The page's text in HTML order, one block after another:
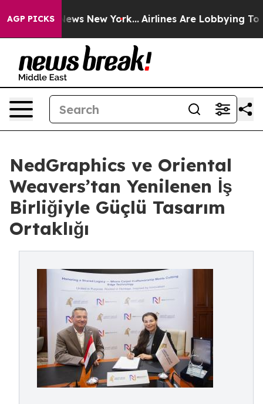
AGP PICKS
News New York... Airlines Are Lobbying To
NedGraphics ve Oriental
Weavers’tan Yenilenen İş
Birliğiyle Güçlü Tasarım
Ortaklığı